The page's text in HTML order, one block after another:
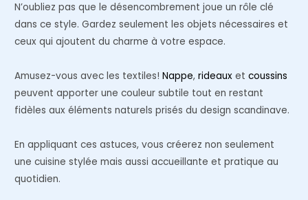
N’oubliez pas que le désencombrement joue un rôle clé
dans ce style. Gardez seulement les objets nécessaires et
ceux qui ajoutent du charme à votre espace.
Amusez-vous avec les textiles!Nappe,rideaux etcoussins
peuvent apporter une couleur subtile tout en restant
fidèles aux éléments naturels prisés du design scandinave.
En appliquant ces astuces, vous créerez non seulement
une cuisine stylée mais aussi accueillante et pratique au
quotidien.